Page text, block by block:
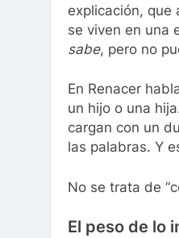
explicación, que
se viven en una
sabe, pero no
En Renacer
un hijo o una
cargan con un
las palabras. Y
No se trata de
El peso de lo